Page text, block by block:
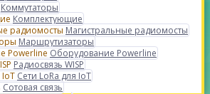
Коммутаторы
Комплектующие
Магистральные радиомосты
Маршрутизаторы
Оборудование Powerline
Радиосвязь WISP
Сети LoRa для IoT
Сотовая связь